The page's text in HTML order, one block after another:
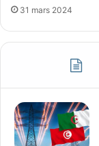
31 mars 2024